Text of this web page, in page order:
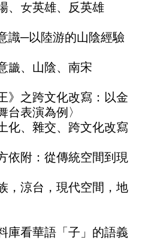
、女英雄、反英雄
識─以陸游的山陰經驗
識、山陰、南宋
》之跨文化改寫：以金
台表演為例〉
化、雜交、跨文化改寫
依附：從傳統空間到現
，涼台，現代空間，地
庫看華語「子」的語義